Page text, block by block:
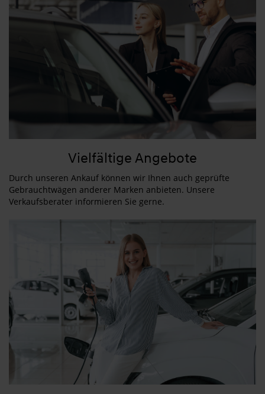
Vielfältige Angebote
Durch unseren Ankauf können wir Ihnen auch geprüfte
Gebrauchtwägen anderer Marken anbieten. Unsere
Verkaufsberater informieren Sie gerne.